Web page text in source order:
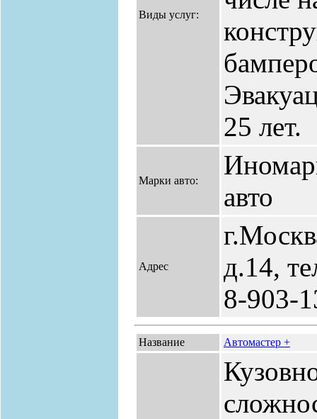
Виды услуг:
25 лет.
Марки авто:
авто
Адрес
д.14,
8-903-
Название Автомастер +